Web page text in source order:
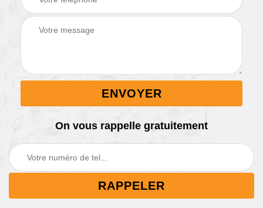
On vous rappelle gratuitement